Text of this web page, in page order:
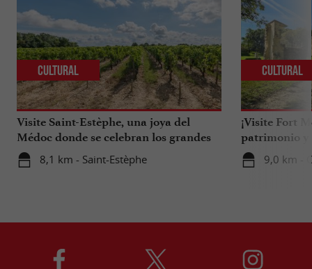
Visite Saint-Estèphe, una joya del
Médoc donde se celebran los grandes
vinos.
8,1 km - Saint-Estèphe
Cultural
¡Visite Fort
patrimonio y
9,0 km -
Cultural